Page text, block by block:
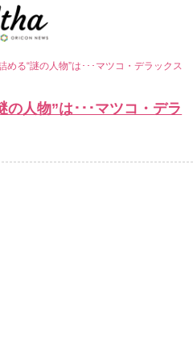
める“謎の人物”は･･･マツコ・デラックス
人物”は･･･マツコ・デラ